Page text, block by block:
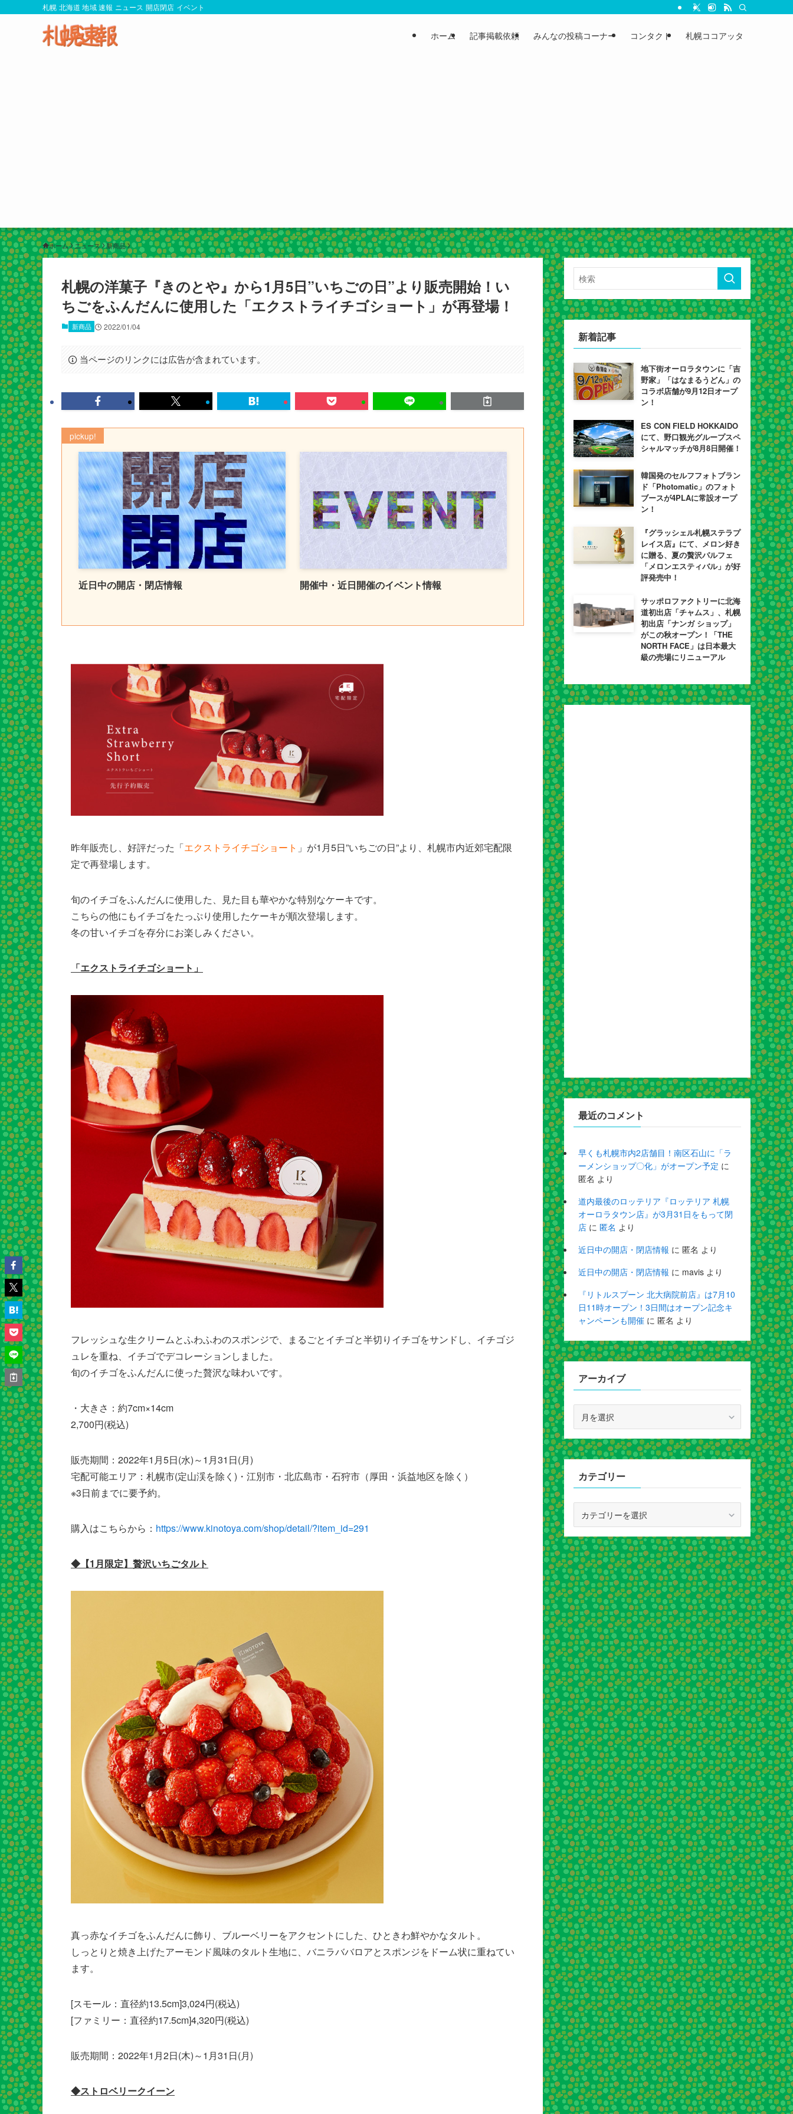
札幌 北海道 地域 速報 ニュース 開店閉店 イベント
ホーム 記事掲載依頼 みんなの投稿コーナー コンタクト 札幌ココアッタ
ホーム ニュース 新商品
札幌の洋菓子『きのとや』から1月5日”いちごの日”より販売開始！い
ちごをふんだんに使用した「エクストライチゴショート」が再登場！
新商品 2022/01/04
当ページのリンクには広告が含まれています。
pickup!
近日中の開店・閉店情報 開催中・近日開催のイベント情報
昨年販売し、好評だった「エクストライチゴショート 」が1月5日”いちごの日”より、札幌市内近郊宅配限
定で再登場します。
旬のイチゴをふんだんに使用した、見た目も華やかな特別なケーキです。
こちらの他にもイチゴをたっぷり使用したケーキが順次登場します。
冬の甘いイチゴを存分にお楽しみください。
「エクストライチゴショート」
フレッシュな生クリームとふわふわのスポンジで、まるごとイチゴと半切りイチゴをサンドし、イチゴジ
ュレを重ね、イチゴでデコレーションしました。
旬のイチゴをふんだんに使った贅沢な味わいです。
・大きさ：約7cm×14cm
2,700円(税込)
販売期間：2022年1月5日(水)～1月31日(月)
宅配可能エリア：札幌市(定山渓を除く)・江別市・北広島市・石狩市（厚田・浜益地区を除く）
※3日前までに要予約。
購入はこちらから： https://www.kinotoya.com/shop/detail/?item_id=291
◆【1月限定】贅沢いちごタルト
真っ赤なイチゴをふんだんに飾り、ブルーベリーをアクセントにした、ひときわ鮮やかなタルト。
しっとりと焼き上げたアーモンド風味のタルト生地に、バニラババロアとスポンジをドーム状に重ねてい
ます。
[スモール：直径約13.5cm]3,024円(税込)
[ファミリー：直径約17.5cm]4,320円(税込)
販売期間：2022年1月2日(木)～1月31日(月)
​◆ストロベリークイーン
新着記事
地下街オーロラタウンに「吉
野家」「はなまるうどん」の
コラボ店舗が9月12日オープ
ン！
ES CON FIELD HOKKAIDO
にて、野口観光グループスペ
シャルマッチが8月8日開催！
韓国発のセルフフォトブラン
ド「Photomatic」のフォト
ブースが4PLAに常設オープ
ン！
『グラッシェル札幌ステラプ
レイス店』にて、メロン好き
に贈る、夏の贅沢パルフェ
「メロンエスティバル」が好
評発売中！
サッポロファクトリーに北海
道初出店「チャムス」、札幌
初出店「ナンガ ショップ」
がこの秋オープン！「THE
NORTH FACE」は日本最大
級の売場にリニューアル
最近のコメント
早くも札幌市内2店舗目！南区石山に「ラ
ーメンショップ〇化」がオープン予定 に
匿名 より
道内最後のロッテリア『ロッテリア 札幌
オーロラタウン店』が3月31日をもって閉
店 に 匿名 より
近日中の開店・閉店情報 に 匿名 より
近日中の開店・閉店情報 に mavis より
『リトルスプーン 北大病院前店』は7月10
日11時オープン！3日間はオープン記念キ
ャンペーンも開催 に 匿名 より
アーカイブ
カ
イ
ブ
カテゴリー
ゴ
リ
ー